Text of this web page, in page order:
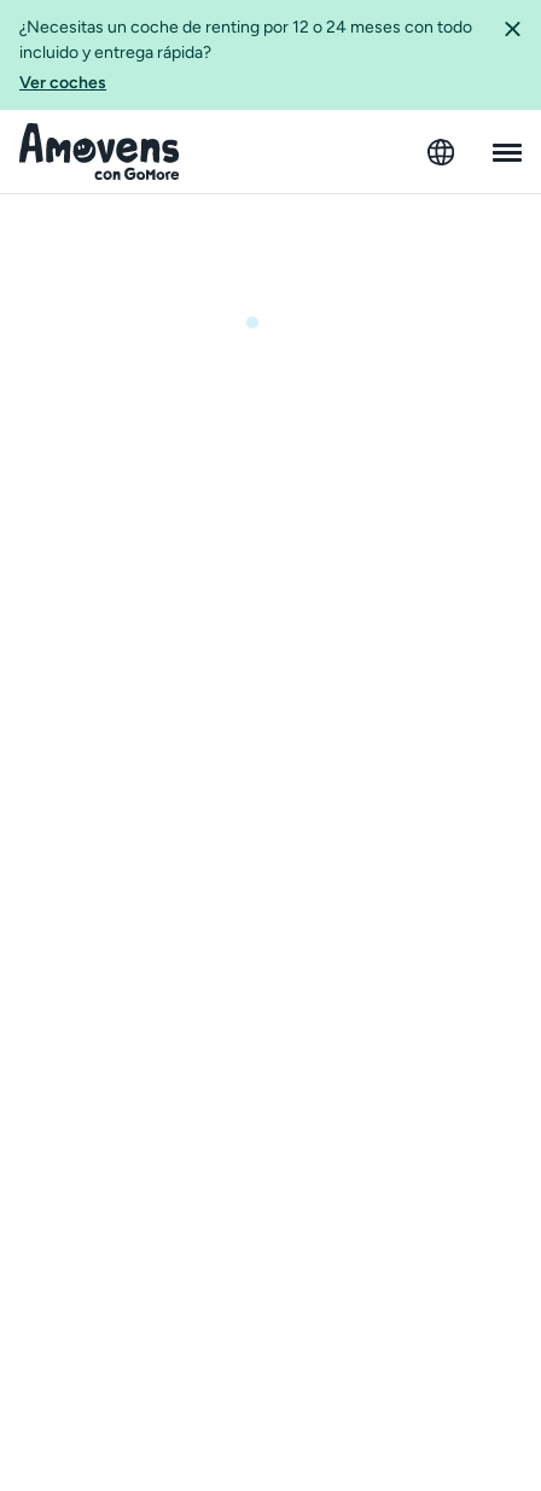
¿Necesitas un coche de renting por 12 o 24 meses con todo
incluido y entrega rápida?
Ver coches